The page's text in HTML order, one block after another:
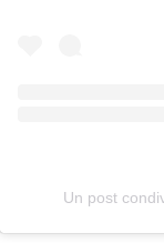
Un post